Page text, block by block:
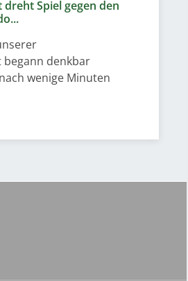
Spiel gegen den
denkbar
wenige Minuten